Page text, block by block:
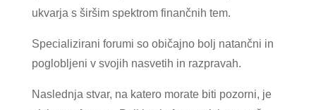
ukvarja s širšim spektrom finančnih tem.
Specializirani forumi so običajno bolj natančni in
poglobljeni v svojih nasvetih in razpravah.
Naslednja stvar, na katero morate biti pozorni, je